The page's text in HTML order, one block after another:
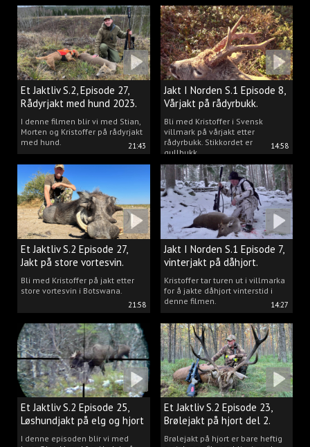
21:43
Et Jaktliv S.2, Episode 27,
Rådyrjakt med hund 2023.
I denne filmen blir vi med Stian,
Morten og Kristoffer på rådyrjakt
med hund.
14:58
Jakt I Norden S.1 Episode 8,
Vårjakt på rådyrbukk.
Bli med Kristoffer i Svensk
villmark på vårjakt etter
rådyrbukk. Stikkordet er
gullbukk.
21:58
Et Jaktliv S.2 Episode 27,
Jakt på store vortesvin.
Bli med Kristoffer på jakt etter
store vortesvin i Botswana.
14:27
Jakt I Norden S.1 Episode 7,
vinterjakt på dåhjort.
Kristoffer tar turen ut i villmarka
for å jakte dåhjort vinterstid i
denne filmen.
Et Jaktliv S.2 Episode 25,
Løshundjakt på elg og hjort
i Norge.
I denne episoden blir vi med
Et Jaktliv S.2 Episode 23,
Brølejakt på hjort del 2.
Brølejakt på hjort er bare heftig